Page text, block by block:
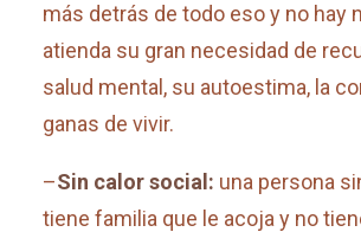
más detrás de todo eso y no hay
atienda su gran necesidad de
salud mental, su autoestima, la
ganas de vivir.
–Sin calor social: una persona
tiene familia que le acoja y no